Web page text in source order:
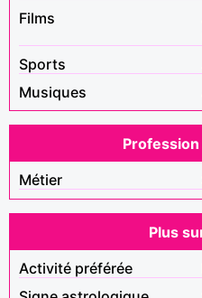
Films
Sports
Musiques
Métier
Plus
Activité préférée